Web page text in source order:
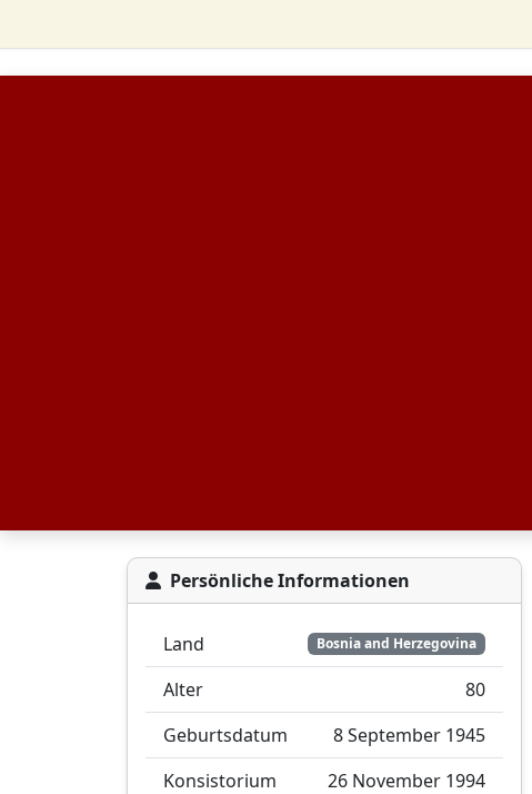
Persönliche Informationen
Land Bosnia and Herzegovina
Alter
80
Geburtsdatum
8 September 1945
Konsistorium
26 November 1994